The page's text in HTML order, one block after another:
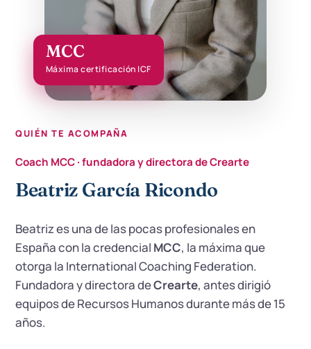
MCC
Máxima certificación ICF
QUIÉN TE ACOMPAÑA
Coach MCC · fundadora y directora de Crearte
Beatriz García Ricondo
Beatriz es una de las pocas profesionales en
España con la credencial MCC, la máxima que
otorga la International Coaching Federation.
Fundadora y directora deCrearte, antes dirigió
equipos de Recursos Humanos durante más de 15
años.